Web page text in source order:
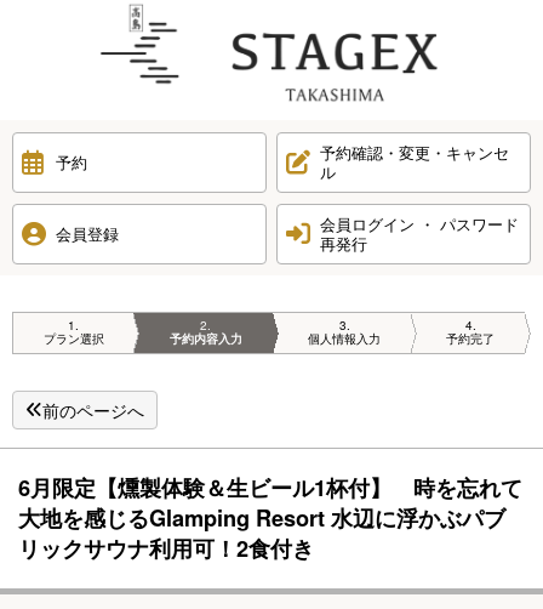
予約
予約確認・変更・キャンセ
ル
会員登録
会員ログイン ・ パスワード
再発行
1
プラン選択
2
予約内容入力
3
個人情報入力
4
予約完了
前のページへ
6月限定【燻製体験＆生ビール1杯付】 時を忘れて
大地を感じるGlamping Resort 水辺に浮かぶパブ
リックサウナ利用可！2食付き